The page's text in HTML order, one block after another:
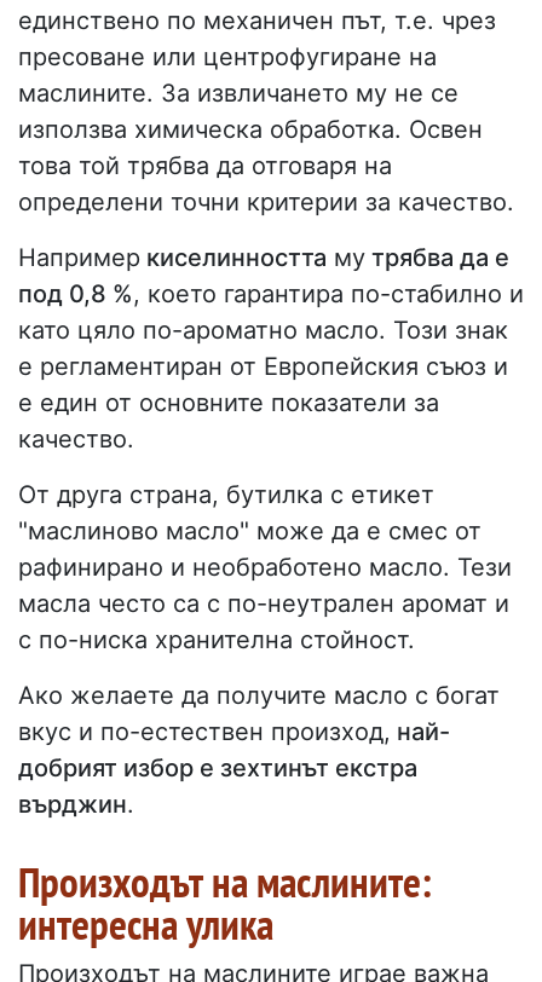
единствено по механичен път, т.е. чрез
пресоване или центрофугиране на
маслините. За извличането му не се
използва химическа обработка. Освен
това той трябва да отговаря на
определени точни критерии за качество.
Например киселинността му трябва да е
под 0,8 %, което гарантира по-стабилно и
като цяло по-ароматно масло. Този знак
е регламентиран от Европейския съюз и
е един от основните показатели за
качество.
От друга страна, бутилка с етикет
"маслиново масло" може да е смес от
рафинирано и необработено масло. Тези
масла често са с по-неутрален аромат и
с по-ниска хранителна стойност.
Ако желаете да получите масло с богат
вкус и по-естествен произход, най-
добрият избор е зехтинът екстра
върджин.
Произходът на маслините:
интересна улика
Произходът на маслините играе важна